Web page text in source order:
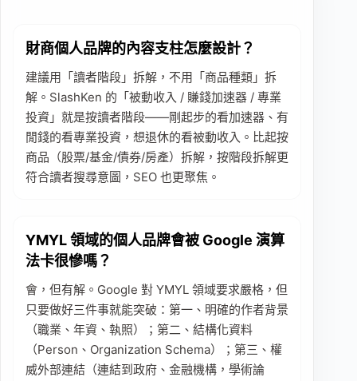
財商個人品牌的內容支柱怎麼設計？
建議用「讀者階段」拆解，不用「商品種類」拆
解。SlashKen 的「被動收入 / 賺錢加速器 / 專業
投資」就是按讀者階段——剛起步的看加速器、有
閒錢的看專業投資，想退休的看被動收入。比起按
商品（股票/基金/債券/房產）拆解，按階段拆解更
符合讀者搜尋意圖，SEO 也更聚焦。
YMYL 領域的個人品牌會被 Google 演算
法卡很慘嗎？
會，但有解。Google 對 YMYL 領域要求嚴格，但
只要做好三件事就能突破：第一、明確的作者背景
（職業、年資、執照）；第二、結構化資料
（Person、Organization Schema）；第三、權
威外部連結（連結到政府、金融機構，學術論